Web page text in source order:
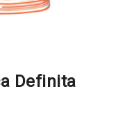
Definita